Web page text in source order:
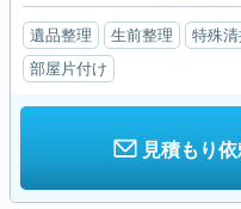
遺品整理 生前整理 特殊
部屋片付け
見積もり